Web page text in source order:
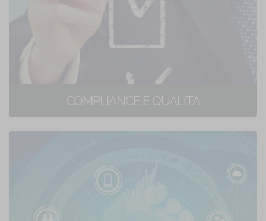
COMPLIANCE E QUALITÀ
24 corsi di formazione online